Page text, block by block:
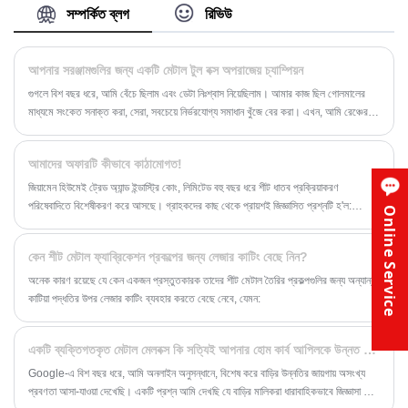
যোগাযোগ করুন! আমরা নতুন এবং বিদ্যমান গ্রাহকদের উভয়ের কাছ
থেকে অনুসন্ধানগুলি স্বাগত জানাই।
সম্পর্কিত ব্লগ রিভিউ
আপনার সরঞ্জামগুলির জন্য একটি মেটাল টুল বক্স অপরাজেয় চ্যাম্পিয়ন
গুগলে বিশ বছর ধরে, আমি বেঁচে ছিলাম এবং ডেটা নিঃশ্বাস নিয়েছিলাম। আমার কাজ ছিল গোলমালের
মাধ্যমে সংকেত সনাক্ত করা, সেরা, সবচেয়ে নির্ভরযোগ্য সমাধান খুঁজে বের করা। এখন, আমি রেঞ্চের
নিয়েছি, বিশেষ করে Huimei থেকে একটি। আমি আপনাকে বলি যে কেন এই সিদ্ধান্তটি কোনও
গুরুতর ব্যবহারকারীর জন্য নো-ব্রেইনার।
আমাদের অফারটি কীভাবে কাঠামোগত!
জিয়ামেন হিউমেই ট্রেড অ্যান্ড ইন্ডাস্ট্রি কোং, লিমিটেড বহু বছর ধরে শীট ধাতব প্রক্রিয়াকরণ
পরিষেবাদিতে বিশেষীকরণ করে আসছে। গ্রাহকদের কাছ থেকে প্রায়শই জিজ্ঞাসিত প্রশ্নটি হ'ল:
কেন শীট মেটাল ফ্যাব্রিকেশন প্রকল্পের জন্য লেজার কাটিং বেছে নিন?
অনেক কারণ রয়েছে যে কেন একজন প্রস্তুতকারক তাদের শীট মেটাল তৈরির প্রকল্পগুলির জন্য অন্যান্য
কাটিয়া পদ্ধতির উপর লেজার কাটিং ব্যবহার করতে বেছে নেবে, যেমন:
একটি ব্যক্তিগতকৃত মেটাল মেলবক্স কি সত্যিই আপনার হোম কার্ব আপিলকে উন্নত করতে পারে
Google-এ বিশ বছর ধরে, আমি অনলাইন অনুসন্ধানে, বিশেষ করে বাড়ির উন্নতির জায়গায় অসংখ্য
প্রবণতা আসা-যাওয়া দেখেছি। একটি প্রশ্ন আমি দেখছি যে বাড়ির মালিকরা ধারাবাহিকভাবে জিজ্ঞাসা করে
Online Service